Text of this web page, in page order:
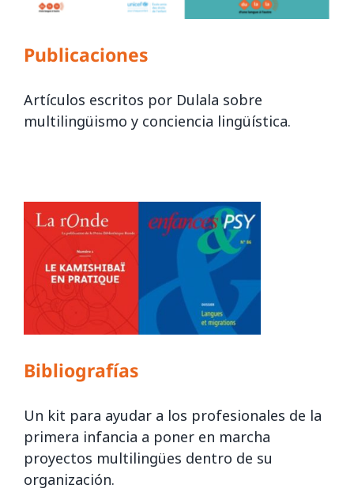
Publicaciones
Artículos escritos por Dulala sobre
multilingüismo y conciencia lingüística.
Bibliografías
Un kit para ayudar a los profesionales de la
primera infancia a poner en marcha
proyectos multilingües dentro de su
organización.